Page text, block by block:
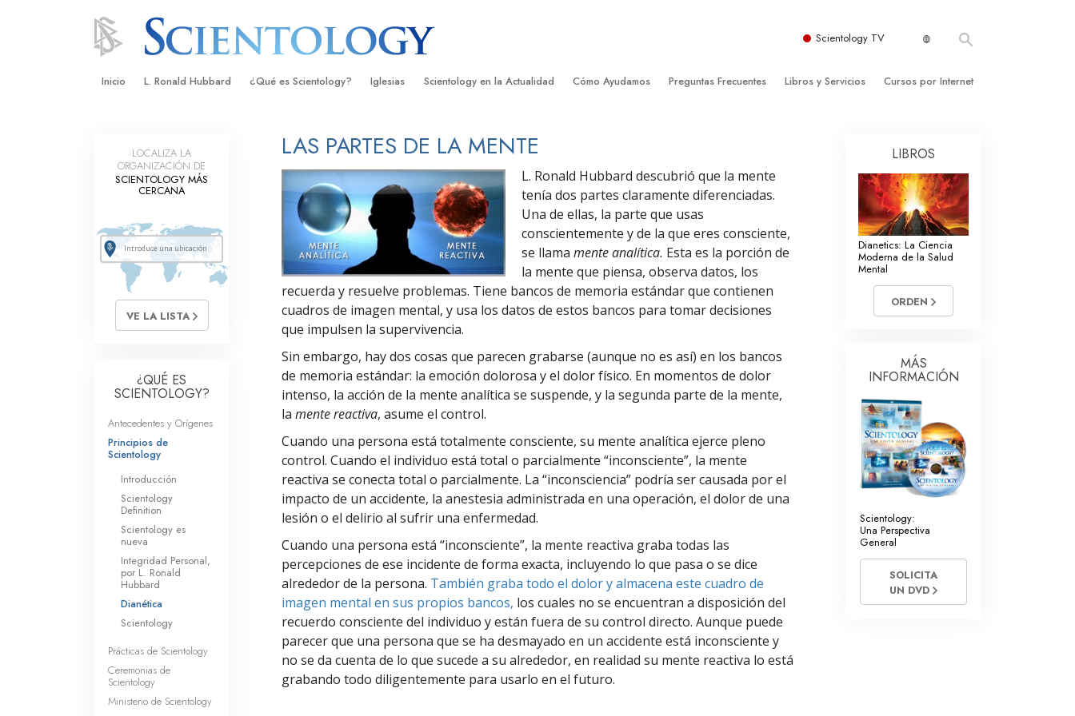
Scientology TV
Inicio L. Ronald Hubbard ¿Qué es Scientology?
Credos y Códigos de Scientology
Qué dicen los Scientologists acerca de
Scientology
Conoce a un Scientologist
Dentro de una Iglesia
Los Principios Básicos de Scientology
Una Introducción a Dianética
Amor y Odio: ¿Qué es Grandeza?
Iglesias
Iglesias Ideales de Scientology
Organizaciones Avanzadas
Base en Tierra de Flag
Freewinds
Llevando Scientology al Mundo
Scientology en la Actualidad
Eventos de Scientology
David Miscavige: Líder Eclesiástico de
Scientology
Cómo Ayudamos
Criminon
Narconon
La Verdad Sobre las Drogas
Unidos por los Derechos Humanos
Comisión de Ciudadanos por los
Derechos Humanos
Ministros Voluntarios de Scientology
Preguntas Frecuentes
La Organización de Scientology
Libros y Servicios
Conferencias Introductorias
Películas Introductorias
Servicios Iniciales
Cursos por Internet
Las Dinámicas de la Existencia
Los Componentes de la Comprensión
Soluciones para un Entorno Peligroso
Ayudas para Enfermedades y Lesiones
Respuestas a las Drogas
Herramientas para el Entorno Laboral
La Causa de la Supresión
Los Fundamentos de la Organización
Objetivos y Metas
LAS PARTES DE LA MENTE
L. Ronald Hubbard descubrió que la mente
tenía dos partes claramente diferenciadas.
Una de ellas, la parte que usas
conscientemente y de la que eres consciente,
se llama mente analítica. Esta es la porción de
la mente que piensa, observa datos, los
recuerda y resuelve problemas. Tiene bancos de memoria estándar que contienen
cuadros de imagen mental, y usa los datos de estos bancos para tomar decisiones
que impulsen la supervivencia.
Sin embargo, hay dos cosas que parecen grabarse (aunque no es así) en los bancos
de memoria estándar: la emoción dolorosa y el dolor físico. En momentos de dolor
intenso, la acción de la mente analítica se suspende, y la segunda parte de la mente,
la mente reactiva, asume el control.
Cuando una persona está totalmente consciente, su mente analítica ejerce pleno
control. Cuando el individuo está total o parcialmente “inconsciente”, la mente
reactiva se conecta total o parcialmente. La “inconsciencia” podría ser causada por el
impacto de un accidente, la anestesia administrada en una operación, el dolor de una
lesión o el delirio al sufrir una enfermedad.
Cuando una persona está “inconsciente”, la mente reactiva graba todas las
percepciones de ese incidente de forma exacta, incluyendo lo que pasa o se dice
alrededor de la persona. También graba todo el dolor y almacena este cuadro de
imagen mental en sus propios bancos, los cuales no se encuentran a disposición del
recuerdo consciente del individuo y están fuera de su control directo. Aunque puede
parecer que una persona que se ha desmayado en un accidente está inconsciente y
no se da cuenta de lo que sucede a su alrededor, en realidad su mente reactiva lo está
grabando todo diligentemente para usarlo en el futuro.
LOCALIZA LA
ORGANIZACIÓN DE
SCIENTOLOGY MÁS
CERCANA
VE LA LISTA
¿QUÉ ES
SCIENTOLOGY?
Antecedentes y Orígenes
Principios de
Scientology
Introducción
Scientology
Definition
Scientology es
nueva
Integridad Personal,
por L. Ronald
Hubbard
Dianética
Scientology
Prácticas de Scientology
Ceremonias de
Scientology
Ministerio de Scientology
LIBROS
Dianetics: La Ciencia
Moderna de la Salud
Mental
ORDEN
MÁS
INFORMACIÓN
Scientology:
Una Perspectiva
General
SOLICITA
UN DVD